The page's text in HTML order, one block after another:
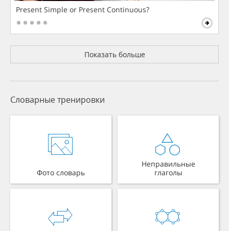
Present Simple or Present Continuous?
Показать больше
Словарные тренировки
Фото словарь
Неправильные
глаголы